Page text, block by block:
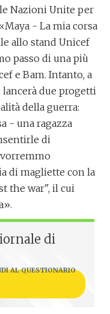
Nazioni Unite per
- La mia corsa
allo stand Unicef
passo di una più
e Bam. Intanto, a
lancerà due progetti
della guerra:
- una ragazza
di
di magliette con la
the war", il cui
di
AL QUESTIONARIO